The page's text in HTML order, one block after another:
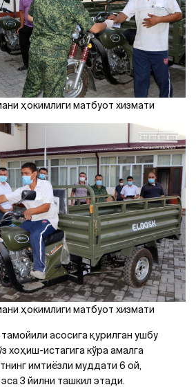
ҳокимлиги матбуот хизмати
ҳокимлиги матбуот хизмати
асосига қурилган ушбу
хоҳиш-истагига кўра амалга
имтиёзли муддати 6 ой,
3 йилни ташкил этади.